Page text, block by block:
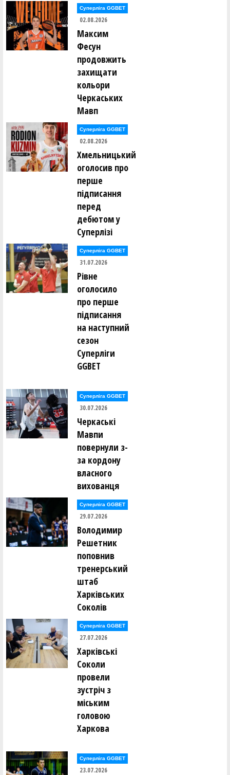
Суперліга GGBET
02.08.2026
Максим
Фесун
продовжить
захищати
кольори
Черкаських
Мавп
Суперліга GGBET
02.08.2026
Хмельницький
оголосив про
перше
підписання
перед
дебютом у
Суперлізі
Суперліга GGBET
31.07.2026
Рівне
оголосило
про перше
підписання
на наступний
сезон
Суперліги
GGBET
Суперліга GGBET
30.07.2026
Черкаські
Мавпи
повернули з-
за кордону
власного
вихованця
Суперліга GGBET
29.07.2026
Володимир
Решетник
поповнив
тренерський
штаб
Харківських
Соколів
Суперліга GGBET
27.07.2026
Харківські
Соколи
провели
зустріч з
міським
головою
Харкова
Суперліга GGBET
23.07.2026